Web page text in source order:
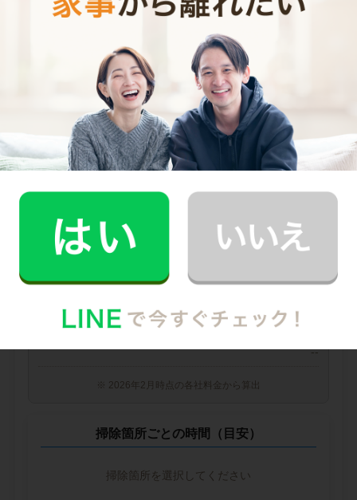
ご利用時間 0
料金（税込・交通費込）
他社との比較
--
中堅CH社
--
※ 2026年2月時点の各社料金から算出
掃除箇所ごとの時間（目安）
掃除箇所を選択してください